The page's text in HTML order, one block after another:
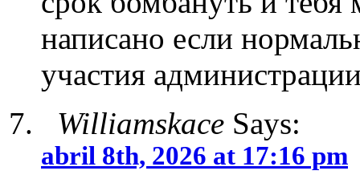
написано если
участия
Williamskace Says:
abril 8th, 2026 at 17:16 pm